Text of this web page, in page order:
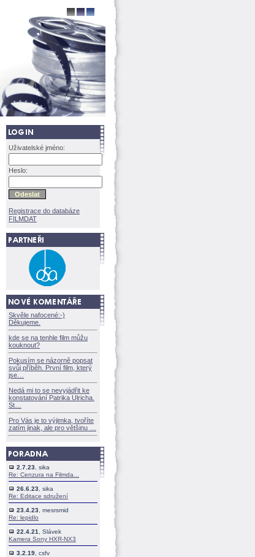
Uživatelské jméno:
Heslo:
Registrace do databáze
FILMDAT
Skvěle nafocené:-)
Děkujeme.
kde se na tenhle film můžu
kouknout?
Pokusím se názorně popsat
svůj příběh. První film, který
jse
Nedá mi to se nevyjádřit ke
konstatování Patrika Ulricha.
St
Pro Vás je to výjimka, tvoříte
zatím jinak, ale pro většinu
2.7.23 , sika
Re: Cenzura na Filmda...
26.6.23 , sika
Re: Editace sdružení
23.4.23 , mesrsmid
Re: lepidlo
22.4.21
, Slávek
Kamera Sony HXR-NX3
3.2.19 , csfv